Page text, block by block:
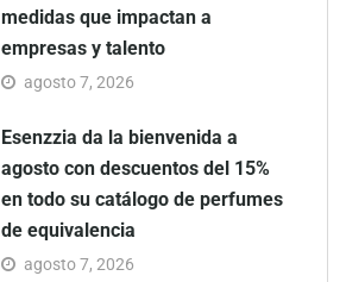
medidas que impactan a
empresas y talento
agosto 7, 2026
Esenzzia da la bienvenida a
agosto con descuentos del 15%
en todo su catálogo de perfumes
de equivalencia
agosto 7, 2026